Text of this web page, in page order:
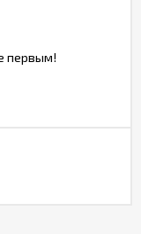
первым!